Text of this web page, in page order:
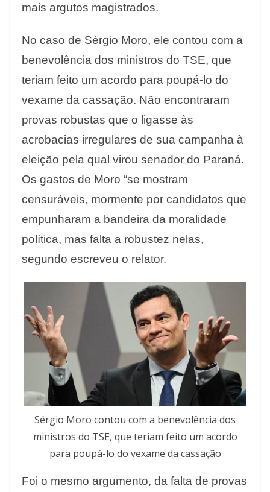
mais argutos magistrados.
No caso de Sérgio Moro, ele contou com a
benevolência dos ministros do TSE, que
teriam feito um acordo para poupá-lo do
vexame da cassação. Não encontraram
provas robustas que o ligasse às
acrobacias irregulares de sua campanha à
eleição pela qual virou senador do Paraná.
Os gastos de Moro “se mostram
censuráveis, mormente por candidatos que
empunharam a bandeira da moralidade
política, mas falta a robustez nelas,
segundo escreveu o relator.
Sérgio Moro contou com a benevolência dos
ministros do TSE, que teriam feito um acordo
para poupá-lo do vexame da cassação
Foi o mesmo argumento, da falta de provas